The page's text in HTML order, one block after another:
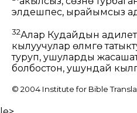
элдешпес, ырайымсыз
32Алар Кудайдын
кылуучулар өлүмгө
туруп, ушуларды
болбостон, ушундай
© 2004 Institute for Bible